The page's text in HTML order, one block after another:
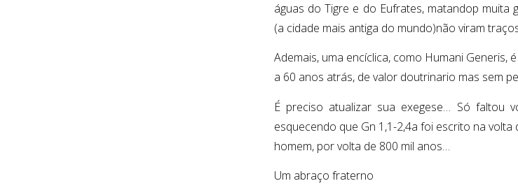
águas do Tigre e do Eufrates, matandop muita
(a cidade mais antiga do mundo)não viram
Ademais, uma encíclica, como Humani Generis,
a 60 anos atrás, de valor doutrinario mas sem
É preciso atualizar sua exegese… Só faltou
esquecendo que Gn 1,1-2,4a foi escrito na
homem, por volta de 800 mil anos…
Um abraço fraterno